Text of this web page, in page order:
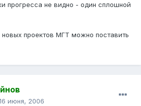
прогресса не видно - один сплошной
проектов МГТ можно поставить
июня, 2006